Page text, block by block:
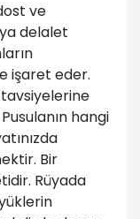
ve
delalet
işaret eder.
tavsiyelerine
hangi
Bir
Rüyada